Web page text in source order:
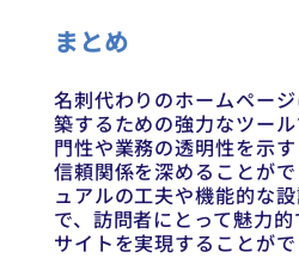
まとめ
名刺代わりのホームペー
築するための強力なツー
門性や業務の透明性を示
信頼関係を深めることが
ュアルの工夫や機能的な
で、訪問者にとって魅力
サイトを実現することがで